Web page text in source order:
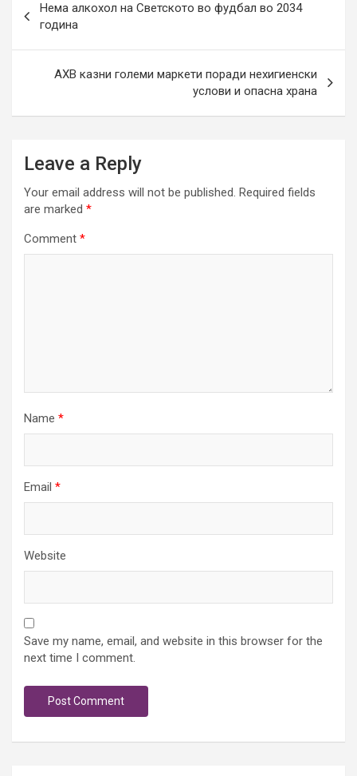
navigation
Нема алкохол на Светското во фудбал во 2034
година
АХВ казни големи маркети поради нехигиенски
услови и опасна храна
Leave a Reply
Your email address will not be published. Required fields
are marked *
Comment *
Name *
Email *
Website
Save my name, email, and website in this browser for the
next time I comment.